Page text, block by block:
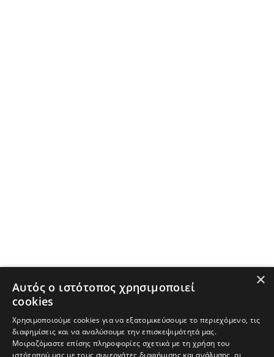
×
Αυτός ο ιστότοπος χρησιμοποιεί
cookies
Χρησιμοποιούμε cookies για να εξατομικεύσουμε το περιεχόμενο, τις
διαφημίσεις και να αναλύσουμε την επισκεψιμότητά μας.
Μοιραζόμαστε επίσης πληροφορίες σχετικά με τη χρήση του
ιστότοπού μας με τους συνεργάτες διαφήμισης και ανάλυσης, οι